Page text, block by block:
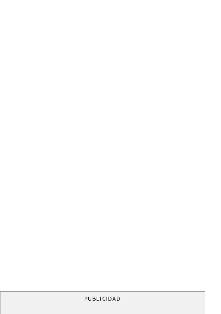
PUBLICIDAD